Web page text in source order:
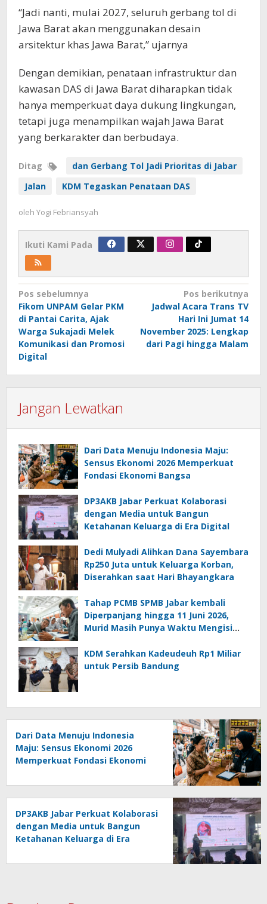
“Jadi nanti, mulai 2027, seluruh gerbang tol di
Jawa Barat akan menggunakan desain
arsitektur khas Jawa Barat,” ujarnya
Dengan demikian, penataan infrastruktur dan
kawasan DAS di Jawa Barat diharapkan tidak
hanya memperkuat daya dukung lingkungan,
tetapi juga menampilkan wajah Jawa Barat
yang berkarakter dan berbudaya.
Ditag
dan Gerbang Tol Jadi Prioritas di Jabar
Jalan
KDM Tegaskan Penataan DAS
oleh Yogi Febriansyah
Ikuti Kami Pada
Navigasi
pos
Pos sebelumnya
Fikom UNPAM Gelar PKM
di Pantai Carita, Ajak
Warga Sukajadi Melek
Komunikasi dan Promosi
Digital
Pos berikutnya
Jadwal Acara Trans TV
Hari Ini Jumat 14
November 2025: Lengkap
dari Pagi hingga Malam
Jangan Lewatkan
Dari Data Menuju Indonesia Maju:
Sensus Ekonomi 2026 Memperkuat
Fondasi Ekonomi Bangsa
DP3AKB Jabar Perkuat Kolaborasi
dengan Media untuk Bangun
Ketahanan Keluarga di Era Digital
Dedi Mulyadi Alihkan Dana Sayembara
Rp250 Juta untuk Keluarga Korban,
Diserahkan saat Hari Bhayangkara
Tahap PCMB SPMB Jabar kembali
Diperpanjang hingga 11 Juni 2026,
Murid Masih Punya Waktu Mengisi
KDM Serahkan Kadeudeuh Rp1 Miliar
untuk Persib Bandung
Dari Data Menuju Indonesia
Maju: Sensus Ekonomi 2026
Memperkuat Fondasi Ekonomi
DP3AKB Jabar Perkuat Kolaborasi
dengan Media untuk Bangun
Ketahanan Keluarga di Era